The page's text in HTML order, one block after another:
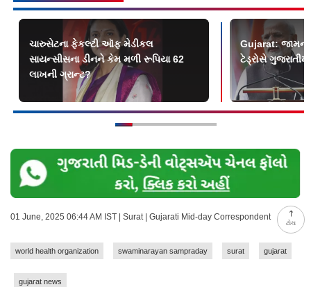
ટોચ
ચારુસેટના ફેકલ્ટી ઑફ મેડીકલ
સાયન્સીસના ડીનને કેમ મળી રૂપિયા 62
લાખની ગ્રાન્ટ?
Gujarat:
ટેડ્રોસે
01 June, 2025 06:44 AM IST | Surat | Gujarati Mid-day Correspondent
world health organization swaminarayan sampraday surat gujarat
gujarat news